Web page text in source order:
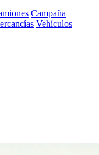
Campaña
Vehículos